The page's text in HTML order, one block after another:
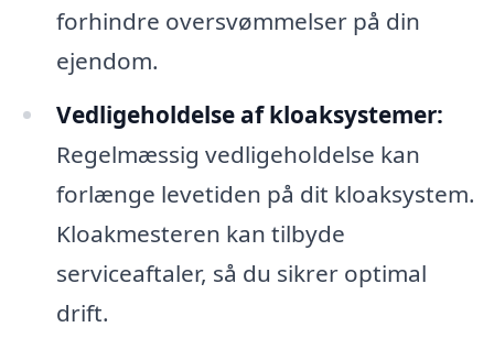
forhindre oversvømmelser på din
ejendom.
Vedligeholdelse af kloaksystemer:
Regelmæssig vedligeholdelse kan
forlænge levetiden på dit kloaksystem.
Kloakmesteren kan tilbyde
serviceaftaler, så du sikrer optimal
drift.